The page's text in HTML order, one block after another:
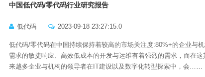
中国低代码/零代码行业研究报告
低代码 2023-09-18 23:27:15.0
低代码/零代码在中国持续保持着较高的市场关注度:80%+的企业与
需求的敏捷响应、高效低成本的开发与运维有着强烈的需求，而在这
来越多企业与机构的领导者在IT建设以及数字化转型探索中，会……